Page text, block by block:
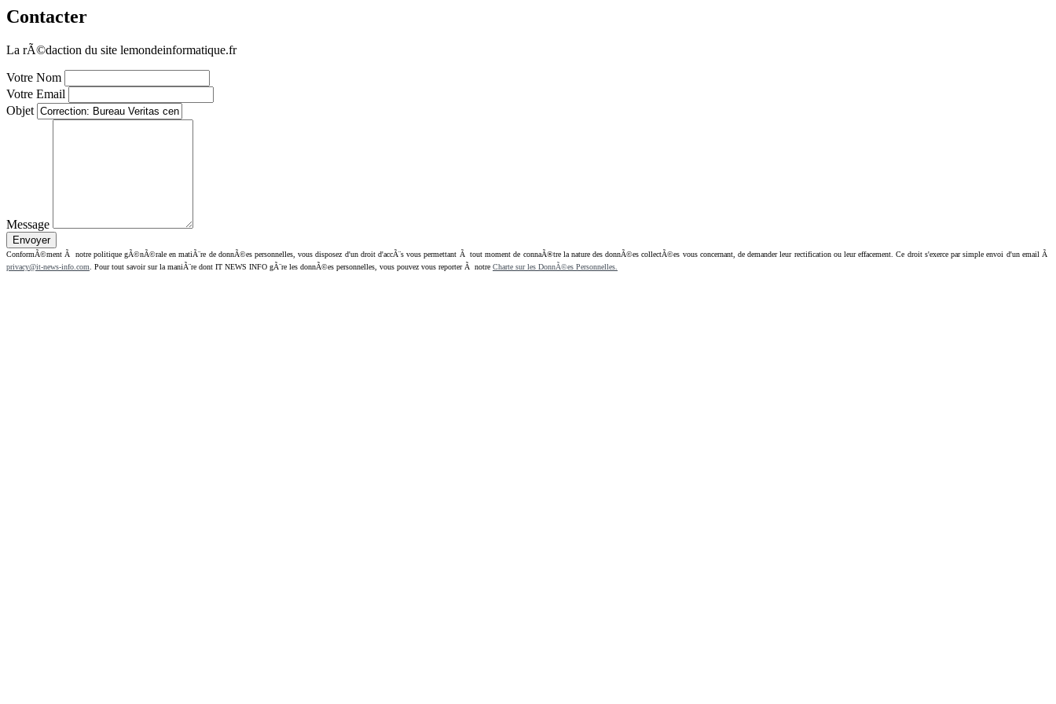
Contacter
La rÃ©daction du site lemondeinformatique.fr
Votre Nom
Votre Email
Objet
Message
ConformÃ©ment Ã notre politique gÃ©nÃ©rale en matiÃ¨re de donnÃ©es personnelles, vous disposez d'un droit d'accÃ¨s vous permettant Ã tout moment de connaÃ®tre la nature des donnÃ©es collectÃ©es vous concernant, de demander leur rectification ou leur effacement. Ce droit s'exerce par simple envoi d'un email Ã
privacy@it-news-info.com . Pour tout savoir sur la maniÃ¨re dont IT NEWS INFO gÃ¨re les donnÃ©es personnelles, vous pouvez vous reporter Ã notre Charte sur les DonnÃ©es Personnelles.